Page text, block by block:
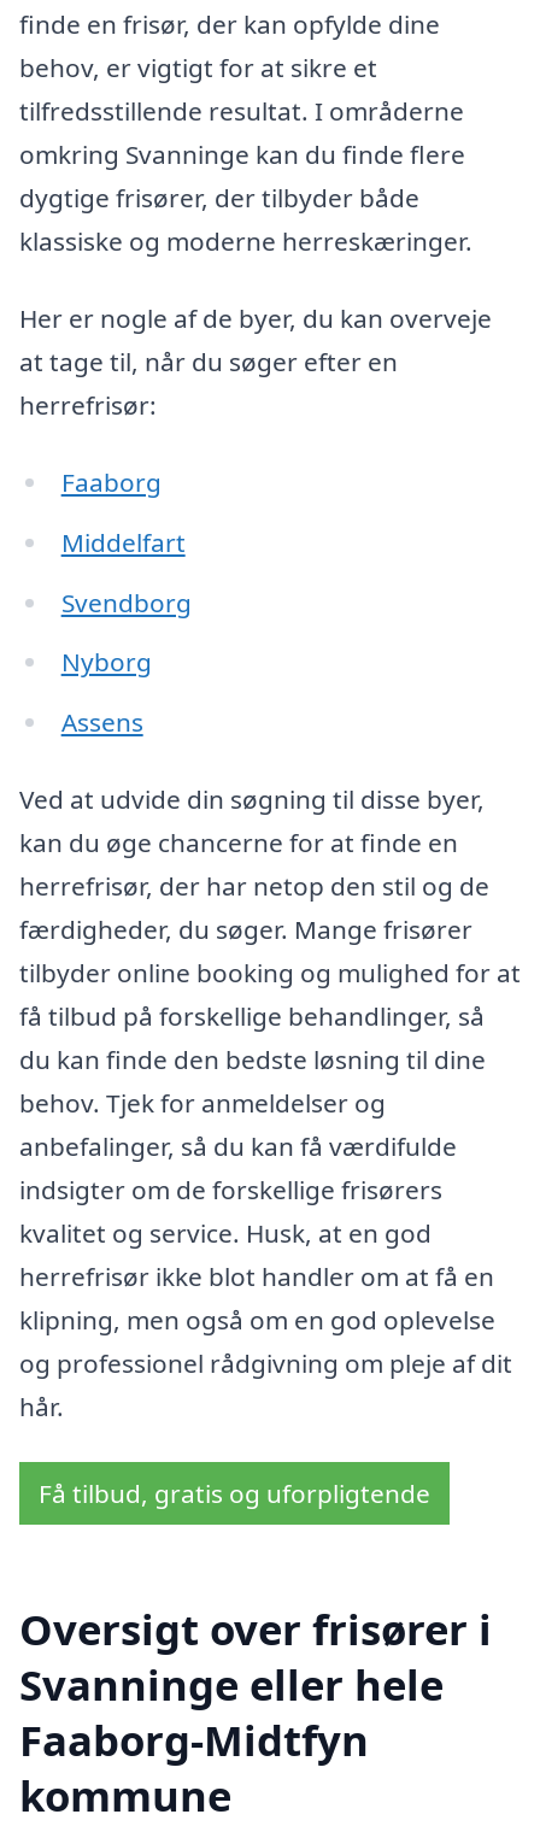
finde en frisør, der kan opfylde dine
behov, er vigtigt for at sikre et
tilfredsstillende resultat. I områderne
omkring Svanninge kan du finde flere
dygtige frisører, der tilbyder både
klassiske og moderne herreskæringer.
Her er nogle af de byer, du kan overveje
at tage til, når du søger efter en
herrefrisør:
Faaborg
Middelfart
Svendborg
Nyborg
Assens
Ved at udvide din søgning til disse byer,
kan du øge chancerne for at finde en
herrefrisør, der har netop den stil og de
færdigheder, du søger. Mange frisører
tilbyder online booking og mulighed for at
få tilbud på forskellige behandlinger, så
du kan finde den bedste løsning til dine
behov. Tjek for anmeldelser og
anbefalinger, så du kan få værdifulde
indsigter om de forskellige frisørers
kvalitet og service. Husk, at en god
herrefrisør ikke blot handler om at få en
klipning, men også om en god oplevelse
og professionel rådgivning om pleje af dit
hår.
Få tilbud, gratis og uforpligtende
Oversigt over frisører i
Svanninge eller hele
Faaborg-Midtfyn
kommune